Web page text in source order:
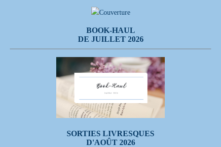
BOOK-HAUL
DE JUILLET 2026
SORTIES LIVRESQUES
D'AOÛT 2026